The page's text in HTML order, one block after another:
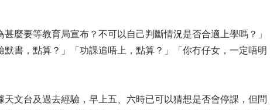
麼要等教育局宣布？不可以自己判斷情況是否合適上學嗎？」
書，點算？」「功課追唔上，點算？」「你冇仔女，一定唔明
文台及過去經驗，早上五、六時已可以猜想是否會停課，但問